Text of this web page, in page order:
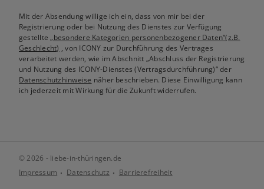
Mit der Absendung willige ich ein, dass von mir bei der
Registrierung oder bei Nutzung des Dienstes zur Verfügung
gestellte„besondere Kategorien personenbezogener Daten“(z.B.
Geschlecht) , von ICONY zur Durchführung des Vertrages
verarbeitet werden, wie im Abschnitt „Abschluss der Registrierung
und Nutzung des ICONY-Dienstes (Vertragsdurchführung)“ der
Datenschutzhinweise näher beschrieben. Diese Einwilligung kann
ich jederzeit mit Wirkung für die Zukunft widerrufen.
© 2026 - liebe-in-thüringen.de
Impressum
Datenschutz Barrierefreiheit